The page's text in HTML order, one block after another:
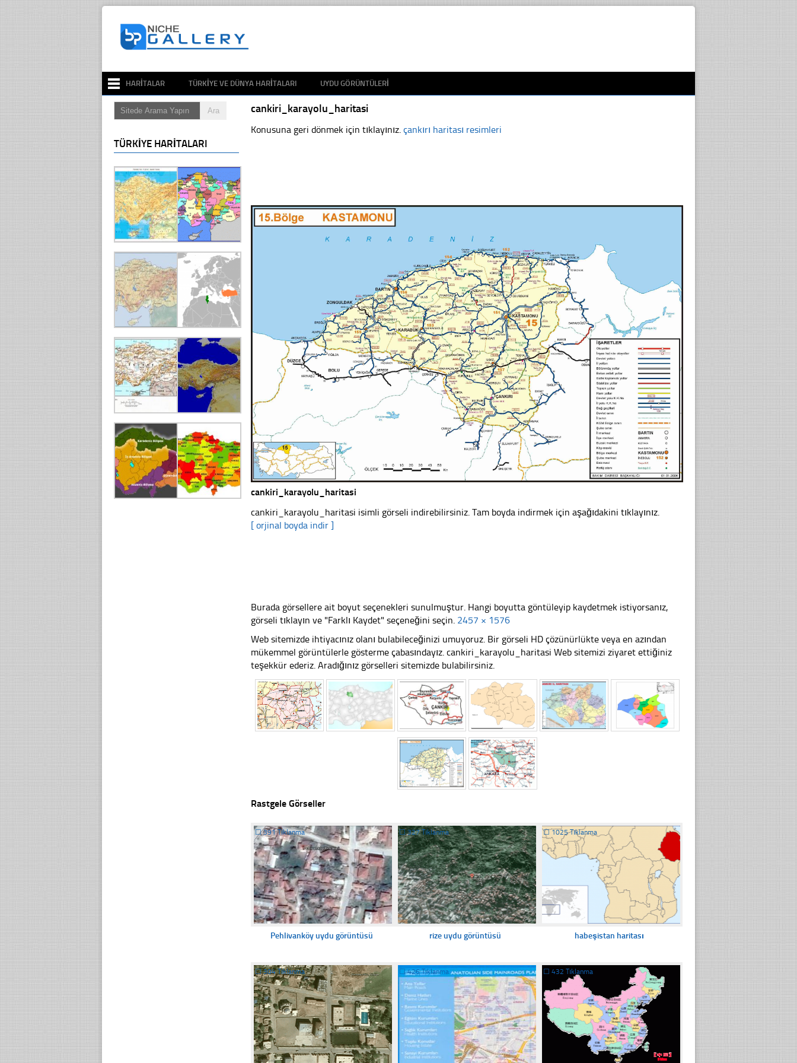
HARITALAR TÜRKIYE VE DÜNYA HARITALARI UYDU GÖRÜNTÜLERI
cankiri_karayolu_haritasi
Konusuna geri dönmek için tıklayınız.çankırı haritası resimleri
cankiri_karayolu_haritasi
cankiri_karayolu_haritasi isimli görseli indirebilirsiniz. Tam boyda indirmek için aşağıdakini tıklayınız.
[ orjinal boyda indir ]
Burada görsellere ait boyut seçenekleri sunulmuştur. Hangi boyutta göntüleyip kaydetmek istiyorsanız,
görseli tıklayın ve "Farklı Kaydet" seçeneğini seçin. 2457 × 1576
Web sitemizde ihtiyacınız olanı bulabileceğinizi umuyoruz. Bir görseli HD çözünürlükte veya en azından
mükemmel görüntülerle gösterme çabasındayız. cankiri_karayolu_haritasi Web sitemizi ziyaret ettiğiniz
teşekkür ederiz. Aradığınız görselleri sitemizde bulabilirsiniz.
Rastgele Görseller
☐391 Tıklanma
Pehlivanköy uydu görüntüsü
☐327 Tıklanma
rize uydu görüntüsü
☐1025 Tıklanma
habeşistan haritası
☐304 Tıklanma ☐426 Tıklanma ☐ 432 Tıklanma
TÜRKIYE HARITALARI